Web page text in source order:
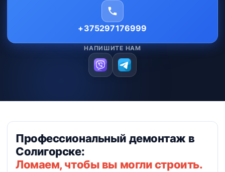
+375297176999
НАПИШИТЕ НАМ
Профессиональный демонтаж в
Солигорске:
Ломаем, чтобы вы могли строить.